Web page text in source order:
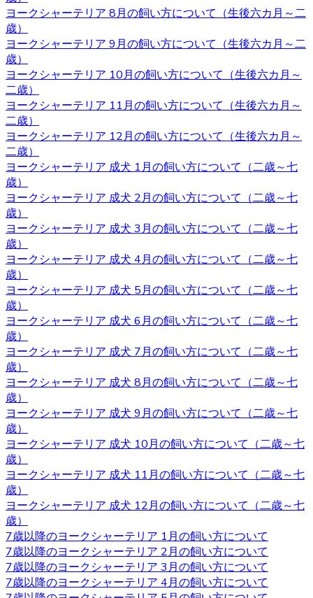
えの際にはベベドールにお任せください。
2020.10.16
子犬を購入するにあたって重要なポイントとなるのが、健
康状態やワクチンの接種状況のことです。ベベドールで
は、紹介ページに記載があります通り、ワクチンの接種
や、それと合わせて健康診断も行っておりますので、お客
様の元に元気で健康な猫ちゃんをお届けすることが可能で
す。 ヨークシャーテリア購入をご検討の際は、私どもベベ
ドール にお任せ下さい。
2020.10.9
ベベドールは近鉄河内松原駅の近くに見学スペースがござ
います。お越しの際には駅まで送迎させていただきます。
見学スペースではかわいい子犬たちが皆様をお待ちしてい
ます。突然訪問していただいて見学していただくことはで
きないので、お越しの際にはあらかじめご予約をとってい
ただくようよろしくお願いいたします。ご検討の際にはお
気軽にお問い合わせください。
2020.10.2
ヨークシャーテリアは物覚えが早くしつけやすいと言われ
ています。気の強さと頑固さを持ちあわせるので、しっか
りとしつけてあげてください。 飼い主がリーダーだという
ことを示すことで、主従関係を構築したうえで信頼関係を
結ぶことができます。 自分のテリトリーをしっかりと守ろ
うとするので、番犬としても適しています。吠え癖を持っ
た犬もいますが、しつけで矯正できるので心配はいりませ
ん。しつけやヨークシャーテリアについてお悩みの際は、
是非当店にご相談下さい。
2020.9.25
小型犬の中でも特に有名なヨークシャーテリアはヨークや
ヨーキーといった愛称で広く親しまれています。 非常に細
い被毛を持ちながら、シングルコートであり抜け毛が少な
いなどの特徴があります。垂れ下がるほど長い被毛が挙げ
られ、カットの仕方によって雰囲気が違ってきます。被毛
ヨークシャーテリア 8月の飼い方について（生後六カ月～二
歳）
ヨークシャーテリア 9月の飼い方について（生後六カ月～二
歳）
ヨークシャーテリア 10月の飼い方について（生後六カ月～
二歳）
ヨークシャーテリア 11月の飼い方について（生後六カ月～
二歳）
ヨークシャーテリア 12月の飼い方について（生後六カ月～
二歳）
ヨークシャーテリア 成犬 1月の飼い方について（二歳～七
歳）
ヨークシャーテリア 成犬 2月の飼い方について（二歳～七
歳）
ヨークシャーテリア 成犬 3月の飼い方について（二歳～七
歳）
ヨークシャーテリア 成犬 4月の飼い方について（二歳～七
歳）
ヨークシャーテリア 成犬 5月の飼い方について（二歳～七
歳）
ヨークシャーテリア 成犬 6月の飼い方について（二歳～七
歳）
ヨークシャーテリア 成犬 7月の飼い方について（二歳～七
歳）
ヨークシャーテリア 成犬 8月の飼い方について（二歳～七
歳）
ヨークシャーテリア 成犬 9月の飼い方について（二歳～七
歳）
ヨークシャーテリア 成犬 10月の飼い方について（二歳～七
歳）
ヨークシャーテリア 成犬 11月の飼い方について（二歳～七
歳）
ヨークシャーテリア 成犬 12月の飼い方について（二歳～七
歳）
7歳以降のヨークシャーテリア 1月の飼い方について
7歳以降のヨークシャーテリア 2月の飼い方について
7歳以降のヨークシャーテリア 3月の飼い方について
7歳以降のヨークシャーテリア 4月の飼い方について